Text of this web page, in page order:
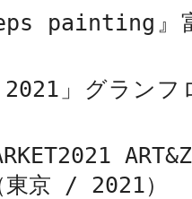
painting 』
2021 」グラン
東京 / 2021）